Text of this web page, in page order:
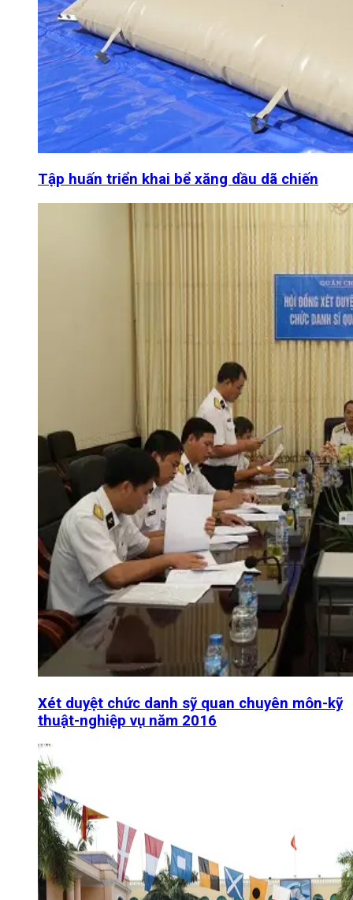
Tập huấn triển khai bể xăng dầu dã chiến
Xét duyệt chức danh sỹ quan chuyên môn-kỹ
thuật-nghiệp vụ năm 2016